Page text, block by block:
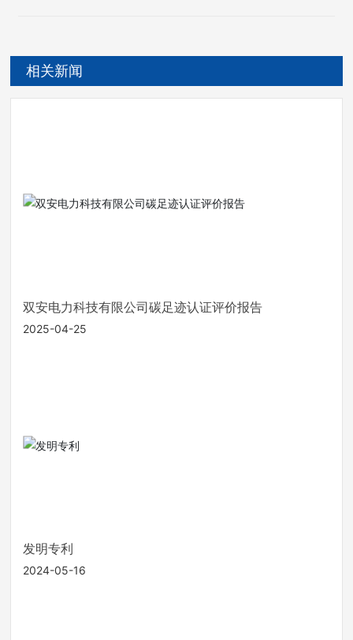
相关新闻
双安电力科技有限公司碳足迹认证评价报告
2025-04-25
发明专利
2024-05-16